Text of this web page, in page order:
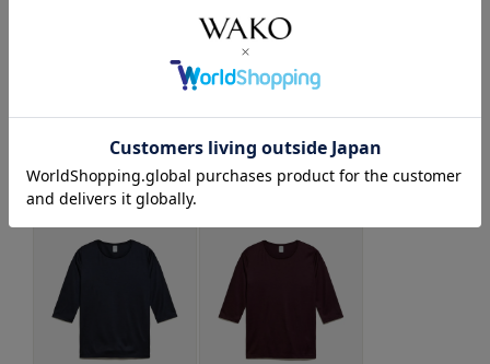
注意事項・キャンセル・返品
関連商品はこちら